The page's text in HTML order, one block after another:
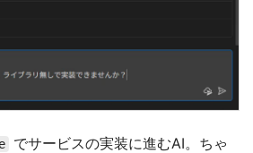
でサービスの実装に進むAI。ちゃ